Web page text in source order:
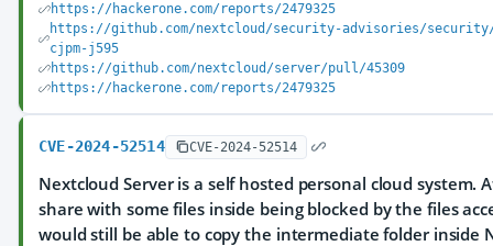
https://hackerone.com/reports/2479325
https://github.com/nextcloud/security-advisories/security/
cjpm-j595
https://github.com/nextcloud/server/pull/45309
https://hackerone.com/reports/2479325
CVE-2024-52514 CVE-2024-52514
Nextcloud Server is a self hosted personal cloud system.
share with some files inside being blocked by the files
would still be able to copy the intermediate folder inside